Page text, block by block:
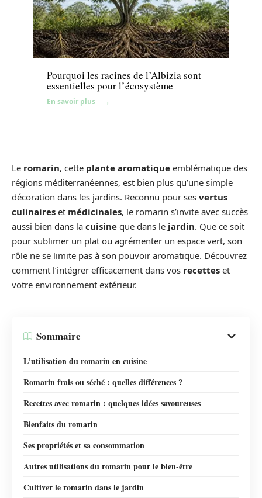
Jardin
Pourquoi les racines de l’Albizia sont
essentielles pour l’écosystème
En savoir plus
Le romarin, cette plante aromatique emblématique des
régions méditerranéennes, est bien plus qu’une simple
décoration dans les jardins. Reconnu pour ses vertus
culinaires et médicinales, le romarin s’invite avec succès
aussi bien dans la cuisine que dans le jardin. Que ce soit
pour sublimer un plat ou agrémenter un espace vert, son
rôle ne se limite pas à son pouvoir aromatique. Découvrez
comment l’intégrer efficacement dans vos recettes et
votre environnement extérieur.
Sommaire
L’utilisation du romarin en cuisine
Romarin frais ou séché : quelles différences ?
Recettes avec romarin : quelques idées savoureuses
Bienfaits du romarin
Ses propriétés et sa consommation
Autres utilisations du romarin pour le bien-être
Cultiver le romarin dans le jardin